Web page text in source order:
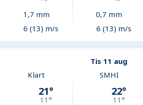
1,7 mm
6 (13) m/s
0,7 mm
6 (13) m/s
Tis 11 aug
Klart
21°
11°
SMHI
22°
11 °